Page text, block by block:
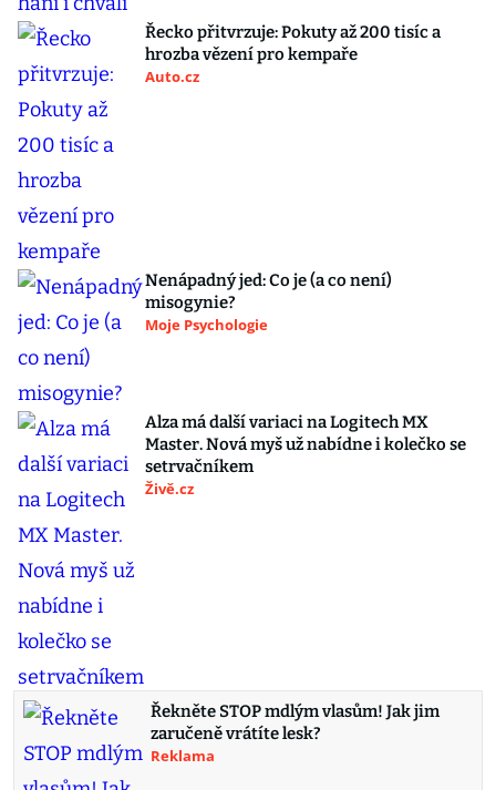
Řecko přitvrzuje: Pokuty až 200 tisíc a
hrozba vězení pro kempaře
Auto.cz
Nenápadný jed: Co je (a co není)
misogynie?
Moje Psychologie
Alza má další variaci na Logitech MX
Master. Nová myš už nabídne i kolečko se
setrvačníkem
Živě.cz
Řekněte STOP mdlým vlasům! Jak jim
zaručeně vrátíte lesk?
Reklama